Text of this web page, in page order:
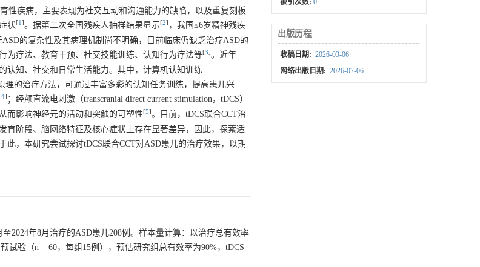
性疾病，主要表现为社交互动和沟通能力的缺陷，以及重复刻板
状[1 ]。据第二次全国残疾人抽样结果显示[2] ，我国≤6岁精神残疾
的复杂性及其病理机制尚不明确，目前临床仍缺乏治疗ASD的
为疗法、教育干预、社交技能训练、认知行为疗法等[3]。近年
认知、社交和日常生活能力。其中，计算机认知训练
理的治疗方法，可通过丰富多彩的认知任务训练，提高患儿兴
[4] ；经颅直流电刺激（transcranial direct current stimulation，tDCS）
而影响神经元的活动和突触的可塑性[5]。目前，tDCS联合CCT治
育阶段、脑网络特征及核心症状上存在显著差异，因此，探索适
，本研究尝试探讨tDCS联合CCT对ASD患儿的治疗效果，以期
2024年8月治疗的ASD患儿208例。样本量计算：以治疗总有效率
p¯)/(k− 1)
试验（n = 60，每组15例），预估研究组总有效率为90%，tDCS
被引次数:0
出版历程
收稿日期: 2026-03-06
网络出版日期: 2026-07-06